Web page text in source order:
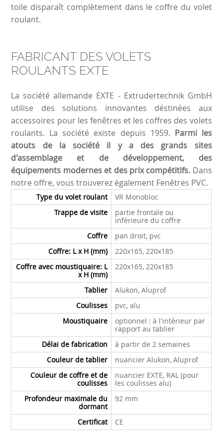
toile disparaît complètement dans le coffre du volet
roulant.
FABRICANT DES VOLETS
ROULANTS EXTE
La société allemande EXTE - Extrudertechnik GmbH
utilise des solutions innovantes déstinées aux
accessoires pour les fenêtres et les coffres des volets
roulants. La société existe depuis 1959. Parmi les
atouts de la société il y a des grands sites
d'assemblage et de développement, des
équipements modernes et des prix compétitifs. Dans
notre offre, vous trouverez également Fenêtres PVC.
Type du volet roulant
VR Monobloc
Trappe de visite
partie frontale ou
inférieure du coffre
Coffre
pan droit, pvc
Coffre: L x H (mm)
220x165, 220x185
Coffreavec moustiquaire: L
x H (mm)
220x165, 220x185
Tablier
Alukon, Aluprof
Coulisses
pvc, alu
Moustiquaire
optionnel : à l'intérieur par
rapport au tablier
Délai de fabrication
à partir de 2 semaines
Couleur de tablier
nuancier Alukon, Aluprof
Couleur de coffre et de
coulisses
nuancier EXTE, RAL(pour
les coulisses alu)
Profondeur maximale du
dormant
92 mm
Certificat CE